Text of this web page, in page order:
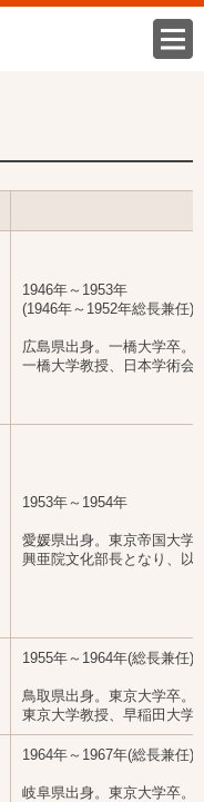
1946年～1953年
(1946年～1952年総長兼任)
広島県出身。一橋大学卒。
一橋大学教授、日本学術会
1953年～1954年
愛媛県出身。東京帝国大学
興亜院文化部長となり、以
1955年～1964年(総長兼任)
鳥取県出身。東京大学卒。
東京大学教授、早稲田大学
1964年～1967年(総長兼任)
岐阜県出身。東京大学卒。